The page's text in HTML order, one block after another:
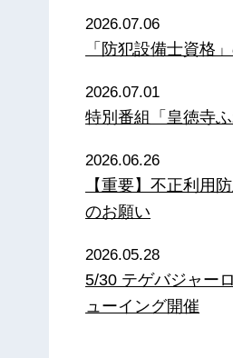
2026.07.06
「防犯設備士資格
2026.07.01
特別番組「皇徳寺
2026.06.26
【重要】不正利用
のお願い
2026.05.28
5/30 テゲバジャー
ューイング開催